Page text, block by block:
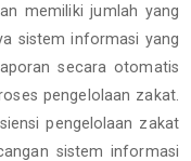
memiliki jumlah yang
sistem informasi yang
secara otomatis
pengelolaan zakat.
pengelolaan zakat
sistem informasi